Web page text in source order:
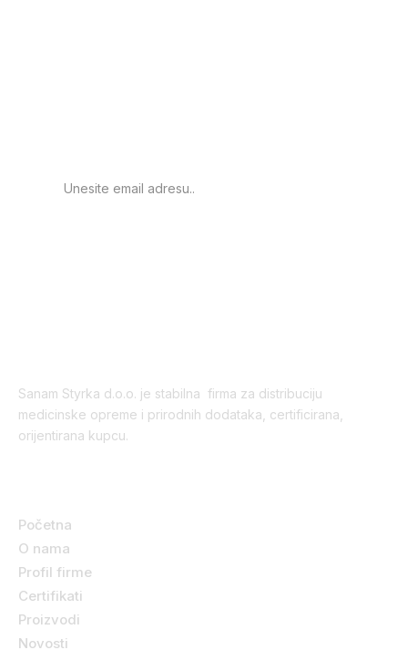
Sanam Styrka d.o.o. je stabilna firma za distribuciju
medicinske opreme i prirodnih dodataka, certificirana,
orijentirana kupcu.
Početna
O nama
Profil firme
Certifikati
Proizvodi
Novosti